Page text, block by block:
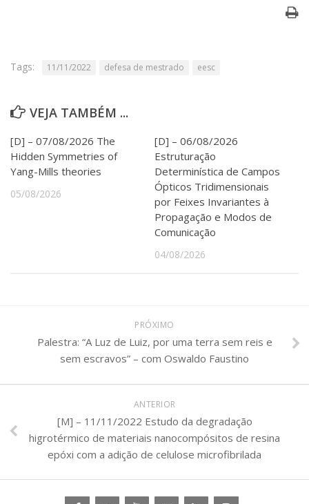
Segurança, Trânsito e Prevenção
Comunicação
Assessorias e Mídias
Aplicativos e Sites
Jornal da USP
Agenda de Eventos
Defesa de Teses
Tags: 11/11/2022 defesa de mestrado eesc
VEJA TAMBÉM ...
[D] – 07/08/2026 The
Hidden Symmetries of
Yang-Mills theories
05/08/2026
[D] – 06/08/2026
Estruturação
Determinística de Campos
Ópticos Tridimensionais
por Feixes Invariantes à
Propagação e Modos de
Comunicação
04/08/2026
PRÓXIMO
Palestra: “A Luz de Luiz, por uma terra sem reis e
sem escravos” – com Oswaldo Faustino
ANTERIOR
[M] – 11/11/2022 Estudo da degradação
higrotérmico de materiais nanocompósitos de resina
epóxi com a adição de celulose microfibrilada